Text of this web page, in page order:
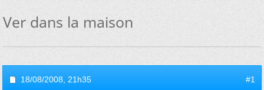
Ver dans la maison
18/08/2008, 21h35 #1